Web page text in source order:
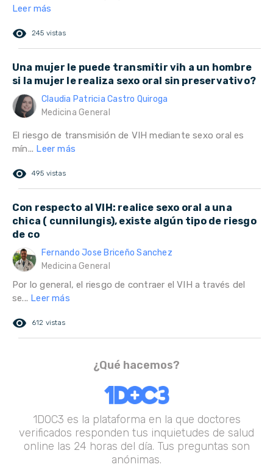
Leer más
remove_red_eye 245 vistas
Una mujer le puede transmitir vih a un hombre
si la mujer le realiza sexo oral sin preservativo?
Claudia Patricia Castro Quiroga
Medicina General
El riesgo de transmisión de VIH mediante sexo oral es
mín... Leer más
remove_red_eye 495 vistas
Con respecto al VIH: realice sexo oral a una
chica ( cunnilungis), existe algún tipo de riesgo
de co
Fernando Jose Briceño Sanchez
Medicina General
Por lo general, el riesgo de contraer el VIH a través del
se... Leer más
remove_red_eye 612 vistas
¿Qué hacemos?
1DOC3 es la plataforma en la que doctores
verificados responden tus inquietudes de salud
online las 24 horas del día. Tus preguntas son
anónimas.